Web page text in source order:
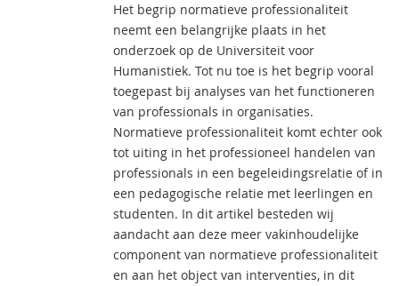
Het begrip normatieve professionaliteit
neemt een belangrijke plaats in het
onderzoek op de Universiteit voor
Humanistiek. Tot nu toe is het begrip vooral
toegepast bij analyses van het functioneren
van professionals in organisaties.
Normatieve professionaliteit komt echter ook
tot uiting in het professioneel handelen van
professionals in een begeleidingsrelatie of in
een pedagogische relatie met leerlingen en
studenten. In dit artikel besteden wij
aandacht aan deze meer vakinhoudelijke
component van normatieve professionaliteit
en aan het object van interventies, in dit